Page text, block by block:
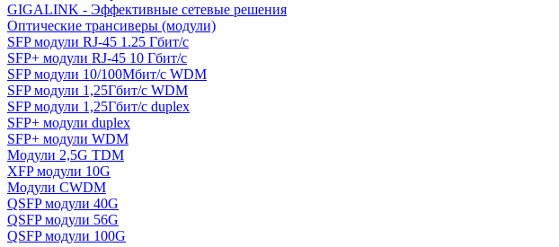
GIGALINK - Эффективные сетевые решения
Оптические трансиверы (модули)
SFP модули RJ-45 1.25 Гбит/c
SFP+ модули RJ-45 10 Гбит/c
SFP модули 10/100Мбит/с WDM
SFP модули 1,25Гбит/с WDM
SFP модули 1,25Гбит/с duplex
SFP+ модули duplex
SFP+ модули WDM
Модули 2,5G TDM
XFP модули 10G
Модули CWDM
QSFP модули 40G
QSFP модули 56G
QSFP модули 100G